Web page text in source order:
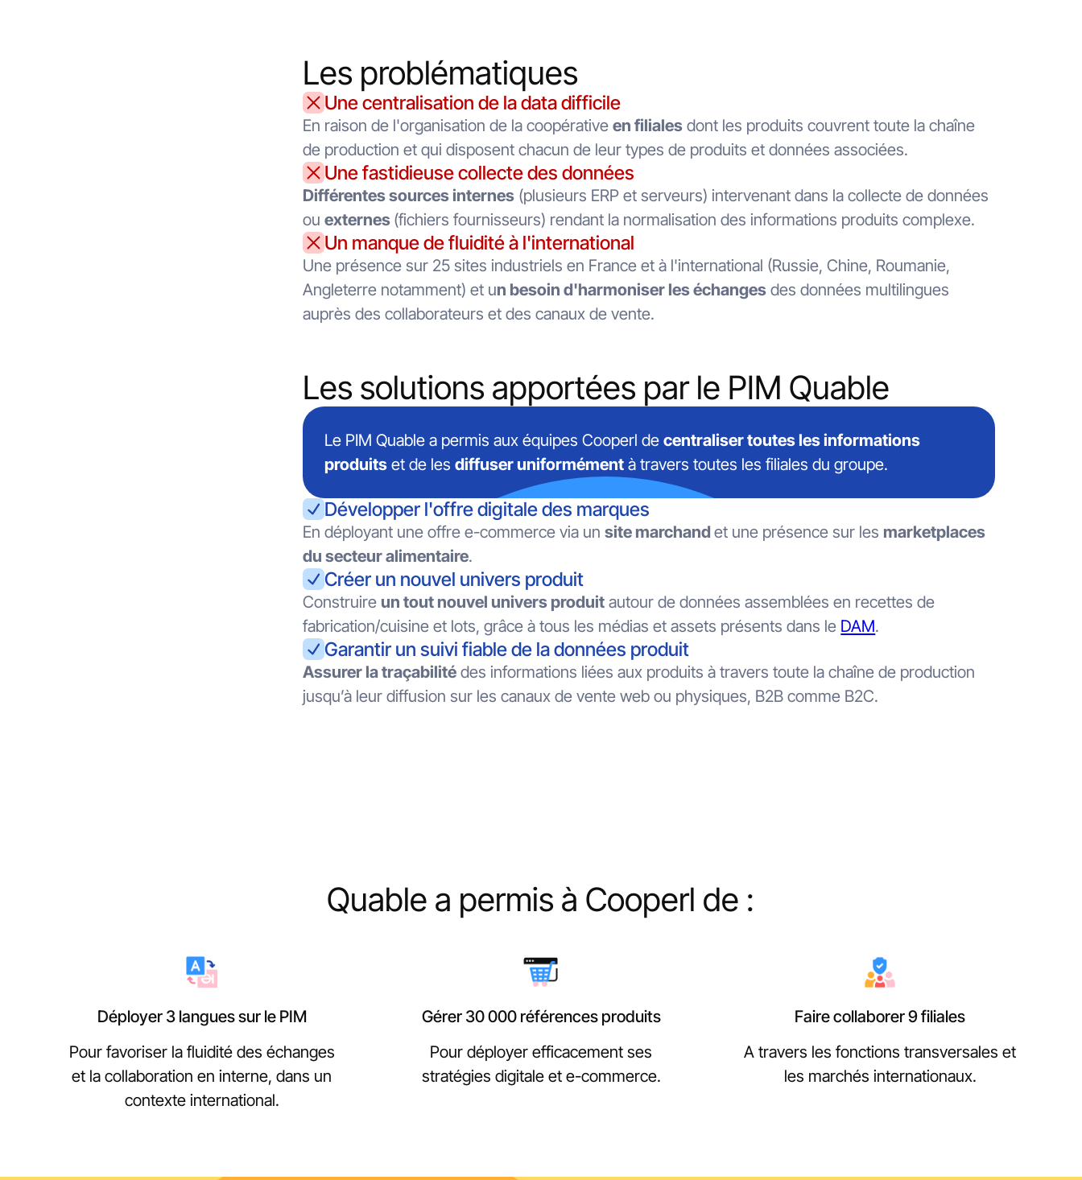
Les problématiques
Une centralisation de la data difficile
En raison de l'organisation de la coopérativeen filiales dont les produits couvrent toute la chaîne
de production et qui disposent chacun de leur types de produits et données associées.
Une fastidieuse collecte des données
Différentes sources internes (plusieurs ERP et serveurs) intervenant dans la collecte de données
ouexternes (fichiers fournisseurs) rendant la normalisation des informations produits complexe.
Un manque de fluidité à l'international
Une présence sur 25 sites industriels en France et à l'international (Russie, Chine, Roumanie,
Angleterre notamment) et un besoin d'harmoniser les échanges des données multilingues
auprès des collaborateurs et des canaux de vente.
Les solutions apportées par le PIM Quable
Le PIM Quable a permis aux équipes Cooperl decentraliser toutes les informations
produits et de lesdiffuser uniformément à travers toutes les filiales du groupe.
Développer l'offre digitale des marques
En déployant une offre e-commerce via unsite marchandet une présence sur les marketplaces
du secteur alimentaire.
Créer un nouvel univers produit
Construire un tout nouvel univers produit autour de données assemblées en recettes de
fabrication/cuisine et lots, grâce à tous les médias et assets présents dans le DAM.
Garantir un suivi fiable de la données produit
Assurer la traçabilité des informations liées aux produits à travers toute la chaîne de production
jusqu’à leur diffusion sur les canaux de vente web ou physiques, B2B comme B2C.
Quable a permis à Cooperl de :
Déployer 3 langues sur le PIM
Pour favoriser la fluidité des échanges
et la collaboration en interne, dans un
contexte international.
Gérer 30 000 références produits
Pour déployer efficacement ses
stratégies digitale et e-commerce.
Faire collaborer 9 filiales
A travers les fonctions transversales et
les marchés internationaux.